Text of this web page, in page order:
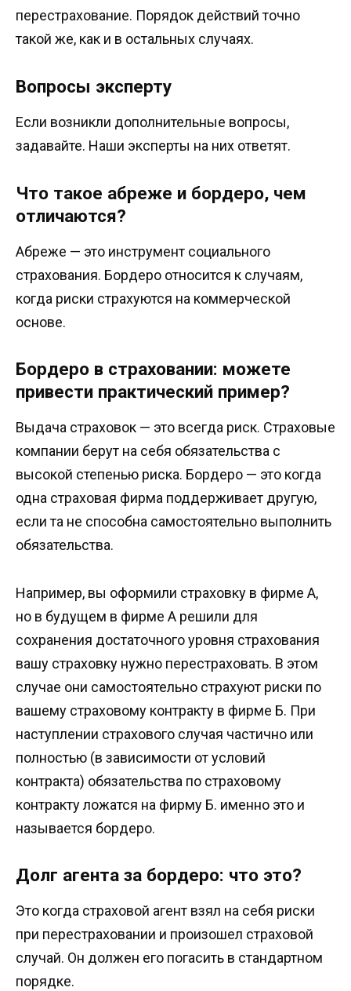
перестрахование. Порядок действий точно
такой же, как и в остальных случаях.
Вопросы эксперту
Если возникли дополнительные вопросы,
задавайте. Наши эксперты на них ответят.
Что такое абреже и бордеро, чем
отличаются?
Абреже — это инструмент социального
страхования. Бордеро относится к случаям,
когда риски страхуются на коммерческой
основе.
Бордеро в страховании: можете
привести практический пример?
Выдача страховок — это всегда риск. Страховые
компании берут на себя обязательства с
высокой степенью риска. Бордеро — это когда
одна страховая фирма поддерживает другую,
если та не способна самостоятельно выполнить
обязательства.
Например, вы оформили страховку в фирме А,
но в будущем в фирме А решили для
сохранения достаточного уровня страхования
вашу страховку нужно перестраховать. В этом
случае они самостоятельно страхуют риски по
вашему страховому контракту в фирме Б. При
наступлении страхового случая частично или
полностью (в зависимости от условий
контракта) обязательства по страховому
контракту ложатся на фирму Б. именно это и
называется бордеро.
Долг агента за бордеро: что это?
Это когда страховой агент взял на себя риски
при перестраховании и произошел страховой
случай. Он должен его погасить в стандартном
порядке.